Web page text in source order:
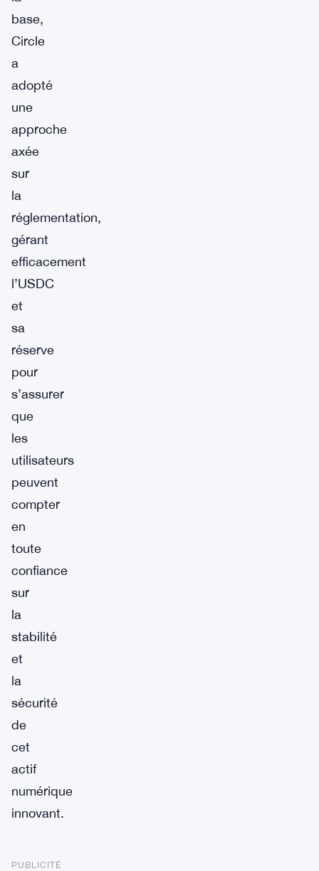
base,
Circle
a
adopté
une
approche
axée
sur
la
réglementation,
gérant
efficacement
l’USDC
et
sa
réserve
pour
s’assurer
que
les
utilisateurs
peuvent
compter
en
toute
confiance
sur
la
stabilité
et
la
sécurité
de
cet
actif
numérique
innovant.
PUBLICITÉ